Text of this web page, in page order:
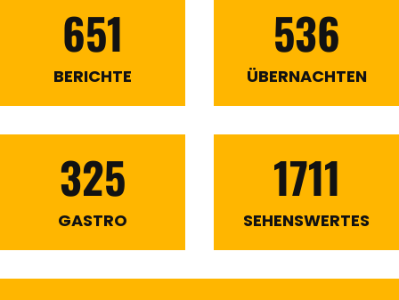
651
BERICHTE
536
ÜBERNACHTEN
325
GASTRO
1711
SEHENSWERTES